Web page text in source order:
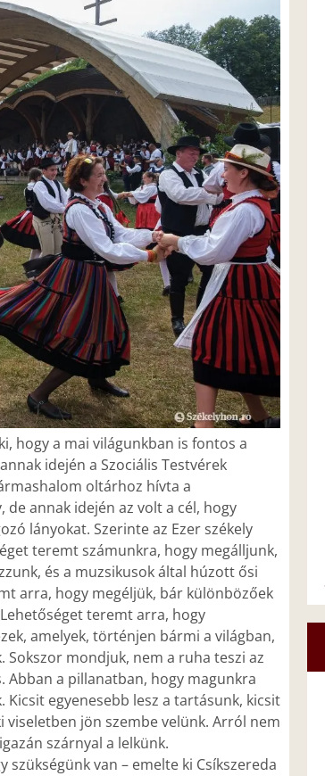
hogy a mai világunkban is fontos a
idején a Szociális Testvérek
oltárhoz hívta a
annak idején az volt a cél, hogy
lányokat. Szerinte az Ezer székely
teremt számunkra, hogy megálljunk,
és a muzsikusok által húzott ősi
arra, hogy megéljük, bár különbözőek
teremt arra, hogy
amelyek, történjen bármi a világban,
mondjuk, nem a ruha teszi az
Abban a pillanatban, hogy magunkra
Kicsit egyenesebb lesz a tartásunk, kicsit
jön szembe velünk. Arról nem
szárnyal a lelkünk.
van – emelte ki Csíkszereda